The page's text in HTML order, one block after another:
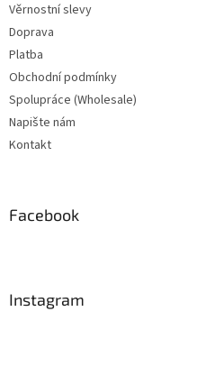
Věrnostní slevy
Doprava
Platba
Obchodní podmínky
Spolupráce (Wholesale)
Napište nám
Kontakt
Facebook
Instagram